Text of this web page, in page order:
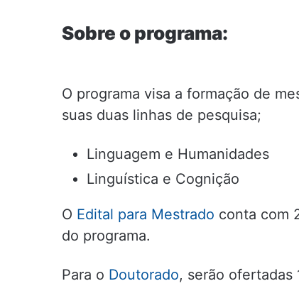
Sobre o programa:
O programa visa a formação de
suas duas linhas de pesquisa;
Linguagem e Humanidades
Linguística e Cognição
O Edital para Mestrado conta com
do programa.
Para o Doutorado, serão ofertadas